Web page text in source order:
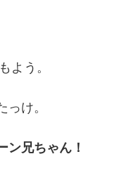
よう。
け。
ン兄ちゃん！